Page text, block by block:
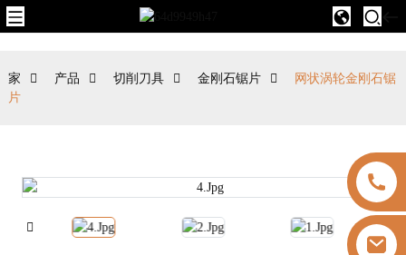
家 产品 切削刀具 金刚石锯片
网状涡轮金刚石锯
片